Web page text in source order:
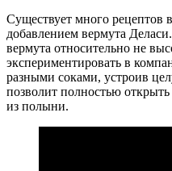
Существует много рецептов
добавлением вермута
вермута относительно не
экспериментировать в
разными соками, устроив
позволит полностью открыть
из полыни.